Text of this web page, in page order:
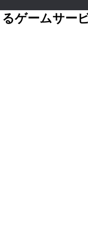
ゲームサー